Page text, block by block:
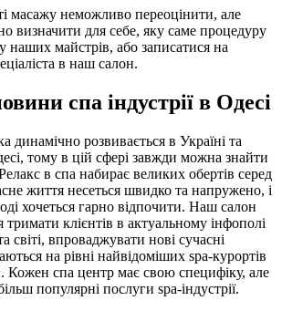
масажу неможливо переоцінити, але
визначити для себе, яку саме процедуру
наших майстрів, або записатися на
в наш салон.
спа індустрії в Одесі
динамічно розвивається в Україні та
тому в цій сфері завжди можна знайти
в спа набирає великих обертів серед
життя несеться швидко та напружено, і
хочеться гарно відпочити. Наш салон
тримати клієнтів в актуальному інфополі
світі, впроваджувати нові сучасні
на рівні найвідоміших spa-курортів
Кожен спа центр має свою специфіку, але
популярні послуги spa-індустрії.